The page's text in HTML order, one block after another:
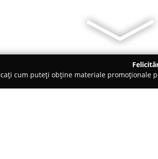
cum puteți obține materiale promoționale